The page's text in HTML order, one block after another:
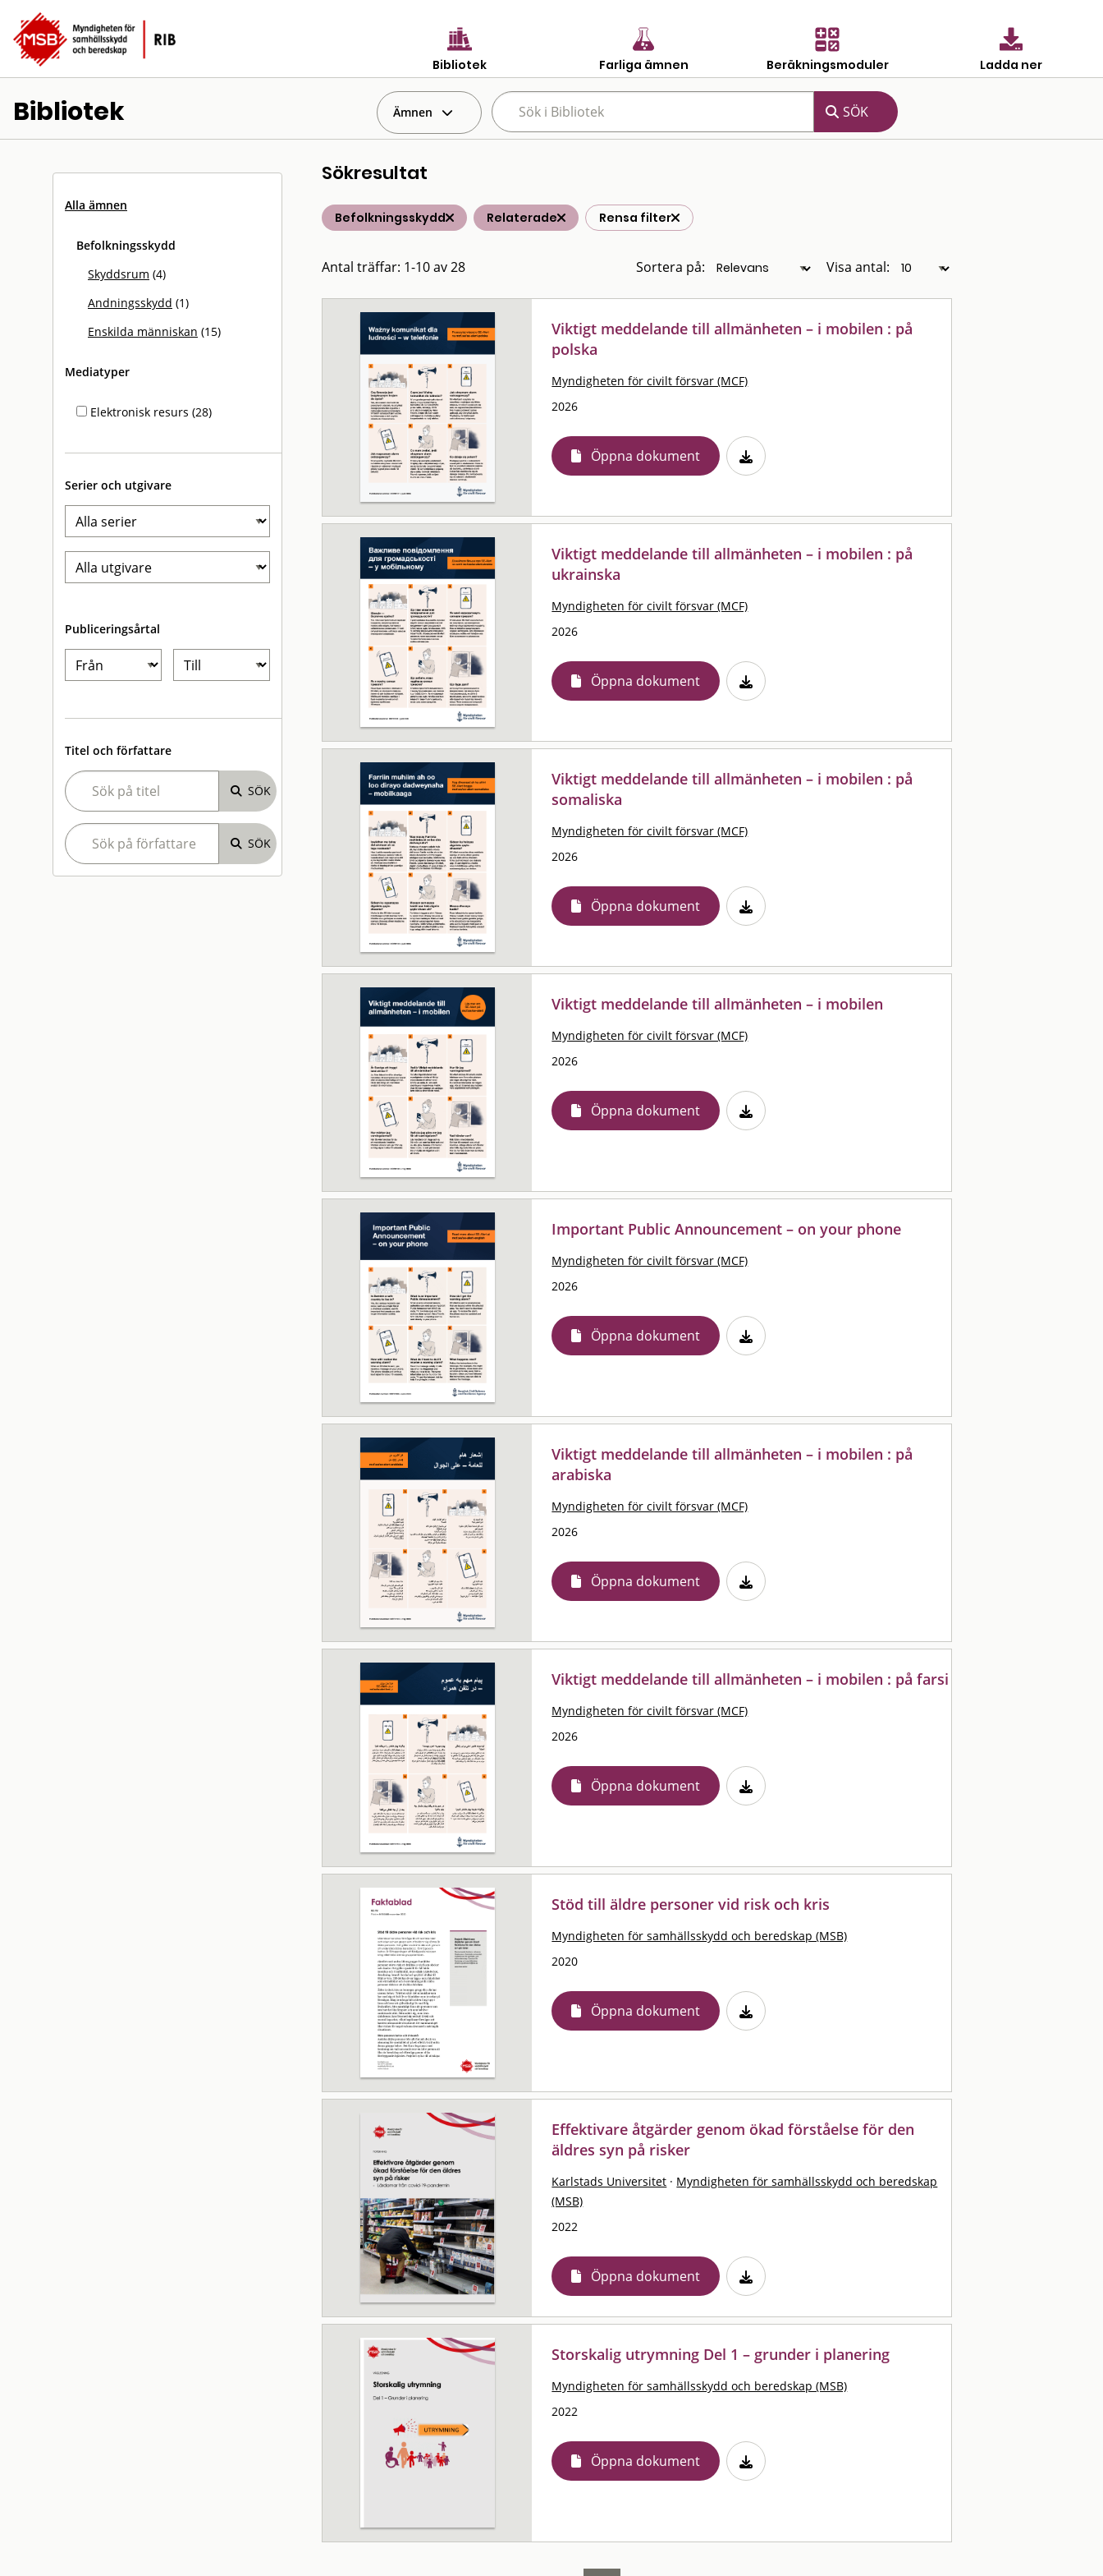
Bibliotek Farliga ämnen Beräkningsmoduler Ladda ner
Bibliotek Ämnen
Alla ämnen
Befolkningsskydd
Skyddsrum (4)
Andningsskydd (1)
Enskilda människan (15)
Mediatyper
Elektronisk resurs (28)
Serier och utgivare
Publiceringsårtal
Titel och författare
Sökresultat
Befolkningsskydd Relaterade Rensa filter
Antal träffar: 1-10 av 28 Sortera på: Visa antal:
Viktigt meddelande till allmänheten – i mobilen : på
polska
Myndigheten för civilt försvar (MCF)
2026
Öppna dokument
Viktigt meddelande till allmänheten – i mobilen : på
ukrainska
Myndigheten för civilt försvar (MCF)
2026
Öppna dokument
Viktigt meddelande till allmänheten – i mobilen : på
somaliska
Myndigheten för civilt försvar (MCF)
2026
Öppna dokument
Viktigt meddelande till allmänheten – i mobilen
Myndigheten för civilt försvar (MCF)
2026
Öppna dokument
Important Public Announcement – on your phone
Myndigheten för civilt försvar (MCF)
2026
Öppna dokument
Viktigt meddelande till allmänheten – i mobilen : på
arabiska
Myndigheten för civilt försvar (MCF)
2026
Öppna dokument
Viktigt meddelande till allmänheten – i mobilen : på farsi
Myndigheten för civilt försvar (MCF)
2026
Öppna dokument
Stöd till äldre personer vid risk och kris
Myndigheten för samhällsskydd och beredskap (MSB)
2020
Öppna dokument
Effektivare åtgärder genom ökad förståelse för den
äldres syn på risker
Karlstads Universitet · Myndigheten för samhällsskydd och beredskap
(MSB)
2022
Öppna dokument
Storskalig utrymning Del 1 – grunder i planering
Myndigheten för samhällsskydd och beredskap (MSB)
2022
Öppna dokument